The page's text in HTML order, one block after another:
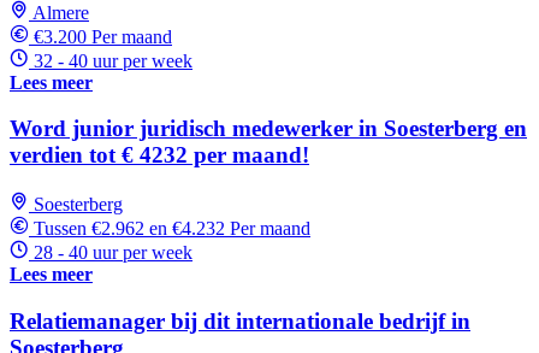
Almere
€3.200 Per maand
32 - 40 uur per week
Lees meer
Word junior juridisch medewerker in Soesterberg en
verdien tot € 4232 per maand!
Soesterberg
Tussen €2.962 en €4.232 Per maand
28 - 40 uur per week
Lees meer
Relatiemanager bij dit internationale bedrijf in
Soesterberg